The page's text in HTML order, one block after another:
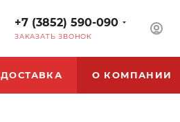
+7 (3852) 590-090
ЗАКАЗАТЬ ЗВОНОК
ДОСТАВКА О КОМПАНИИ